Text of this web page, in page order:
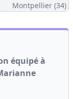
Montpellier (34)
équipé à